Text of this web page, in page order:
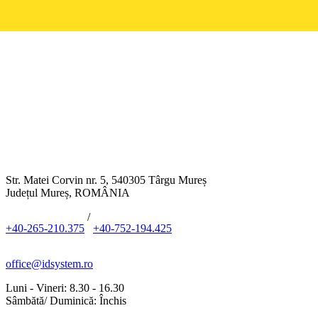
Str. Matei Corvin nr. 5, 540305 Târgu Mureș
Județul Mureș, ROMÂNIA
+40-265-210.375
/
+40-752-194.425
office@idsystem.ro
Luni - Vineri: 8.30 - 16.30
Sâmbătă/ Duminică: Închis